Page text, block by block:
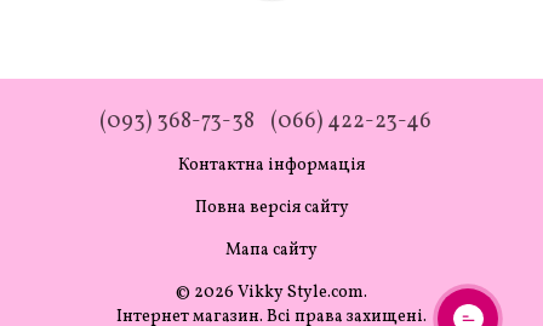
(093) 368-73-38 (066) 422-23-46
Контактна інформація
Повна версія сайту
Мапа сайту
© 2026 Vikky Style.com.
Інтернет магазин. Всі права захищені.